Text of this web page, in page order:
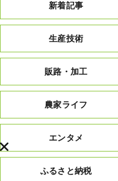
新着記事
生産技術
販路・加工
農家ライフ
エンタメ
ふるさと納税